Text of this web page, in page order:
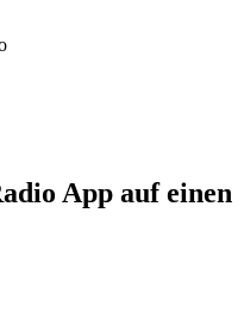
App auf einen